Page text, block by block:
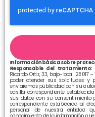
Información básica sobre
Responsable del tratamiento:
Ricardo Ortiz, 33, bajo-local 28017
poder atender sus solicitudes y
enviaremos publicidad con su
casilla correspondiente
sus datos con su consentimiento
correspondiente establecida al
personal de nuestra entidad